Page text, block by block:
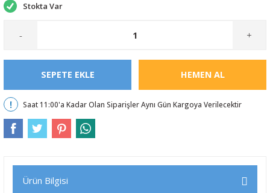
Stokta Var
- +
SEPETE EKLE HEMEN AL
Saat 11:00'a Kadar Olan Siparişler Aynı Gün Kargoya Verilecektir
Ürün Bilgisi